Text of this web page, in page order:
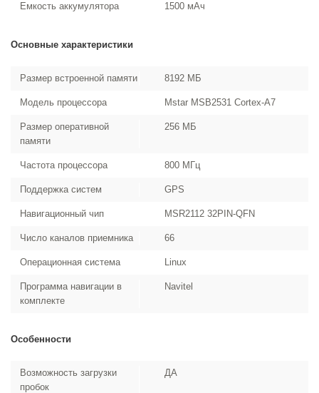
Емкость аккумулятора 1500 мAч
Основные характеристики
Размер встроенной памяти 8192 МБ
Модель процессора Mstar MSB2531 Cortex-A7
Размер оперативной
памяти
256 МБ
Частота процессора 800 МГц
Поддержка систем GPS
Навигационный чип MSR2112 32PIN-QFN
Число каналов приемника 66
Операционная система Linux
Программа навигации в
комплекте
Navitel
Особенности
Возможность загрузки
пробок
ДА